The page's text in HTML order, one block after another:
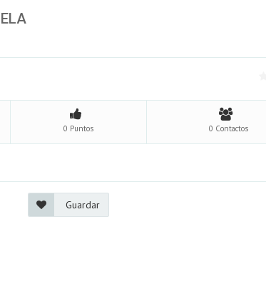
0 Puntos 0 Contactos
Guardar